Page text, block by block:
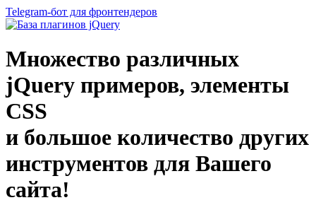
Telegram-бот для фронтендеров
Множество различных
jQuery примеров, элементы
CSS
и большое количество других
инструментов для Вашего
сайта!